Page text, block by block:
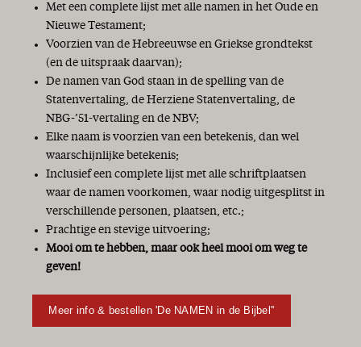
Met een complete lijst met alle namen in het Oude en
Nieuwe Testament;
Voorzien van de Hebreeuwse en Griekse grondtekst
(en de uitspraak daarvan);
De namen van God staan in de spelling van de
Statenvertaling, de Herziene Statenvertaling, de
NBG-’51-vertaling en de NBV;
Elke naam is voorzien van een betekenis, dan wel
waarschijnlijke betekenis;
Inclusief een complete lijst met alle schriftplaatsen
waar de namen voorkomen, waar nodig uitgesplitst in
verschillende personen, plaatsen, etc.;
Prachtige en stevige uitvoering;
Mooi om te hebben, maar ook heel mooi om weg te
geven!
Meer info & bestellen 'De NAMEN in de Bijbel''